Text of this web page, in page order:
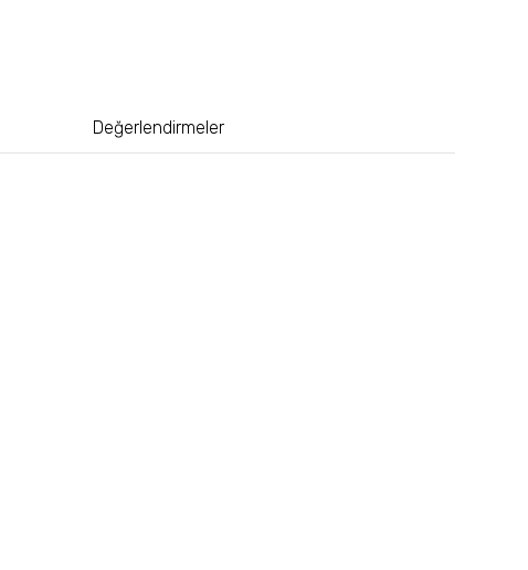
Değerlendirmeler